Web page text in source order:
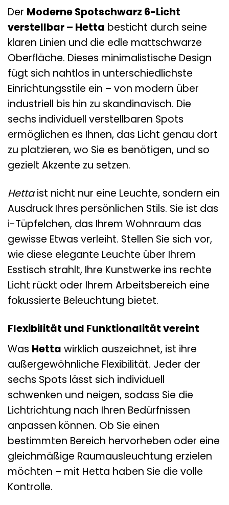
Der Moderne Spotschwarz 6-Licht
verstellbar – Hetta besticht durch seine
klaren Linien und die edle mattschwarze
Oberfläche. Dieses minimalistische Design
fügt sich nahtlos in unterschiedlichste
Einrichtungsstile ein – von modern über
industriell bis hin zu skandinavisch. Die
sechs individuell verstellbaren Spots
ermöglichen es Ihnen, das Licht genau dort
zu platzieren, wo Sie es benötigen, und so
gezielt Akzente zu setzen.
Hettaist nicht nur eine Leuchte, sondern ein
Ausdruck Ihres persönlichen Stils. Sie ist das
i-Tüpfelchen, das Ihrem Wohnraum das
gewisse Etwas verleiht. Stellen Sie sich vor,
wie diese elegante Leuchte über Ihrem
Esstisch strahlt, Ihre Kunstwerke ins rechte
Licht rückt oder Ihrem Arbeitsbereich eine
fokussierte Beleuchtung bietet.
Flexibilität und Funktionalität vereint
Was Hetta wirklich auszeichnet, ist ihre
außergewöhnliche Flexibilität. Jeder der
sechs Spots lässt sich individuell
schwenken und neigen, sodass Sie die
Lichtrichtung nach Ihren Bedürfnissen
anpassen können. Ob Sie einen
bestimmten Bereich hervorheben oder eine
gleichmäßige Raumausleuchtung erzielen
möchten – mit Hetta haben Sie die volle
Kontrolle.